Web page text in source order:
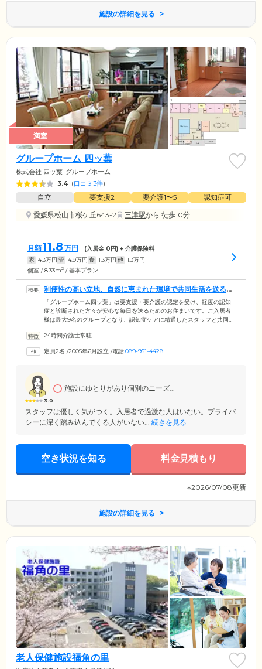
施設の詳細を見る
満室
グループホーム 四ッ葉
株式会社 四ッ葉 グループホーム
3.4 (口コミ3件)
自立 要支援2 要介護1〜5
認知症可
愛媛県松山市桜ケ丘643-2
三津駅から 徒歩10分
月額11.8 万円 (入居金 0円) + 介護保険料
家 4.3万円 管 4.9万円 食 1.3万円 他 1.3万円
個室 / 8.33m2 / 基本プラン
利便性の高い立地、自然に恵まれた環境で共同生活を送るホ
ームです
「グループホーム四ッ葉」は要支援・要介護の認定を受け、軽度の認知
症と診断された方々が安心な毎日を送るためのお住まいです。ご入居者
様は最大9名のグループとなり、認知症ケアに精通したスタッフと共同で
の進行緩和を目指します。また、お一人おひとりには個室をご用意。プ
丘。周辺には薬局やコンビニエンスストア、回転寿司、ケーキ店、スー
24時間介護士常駐
定員2名 /2005年6月設立 /電話089-951-4428
3.0
施設にゆとりがあり個別のニーズ...
スタッフは優しく気がつく。入居者で過激な人はいない。プライバ
シーに深く踏み込んでくる人がいない... 続きを見る
空き状況を知る 料金見積もり
※2026/07/08更新
施設の詳細を見る
老人保健施設福角の里